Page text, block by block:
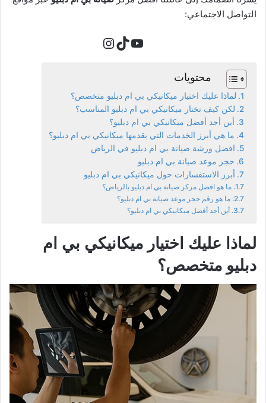
التواصل الاجتماعي:
يوتيوب
تيك توكإنستجرام
محتويات
لماذا عليك اختيار ميكانيكي بي ام دبليو متخصص؟
لكن كيف تختار ميكانيكي بي ام دبليو المناسب؟
أين أجد أفضل ميكانيكي بي ام دبليو؟
ما هي أبرز الخدمات التي يقدمها ميكانيكي بي ام دبليو؟
افضل ورشة صيانة بي ام دبليو في الرياض
حجز موعد صيانة بي ام دبليو
أبرز الاستفسارات حول ميكانيكي بي ام دبليو
ما هو افضل مركز صيانة بي ام دبليو بالرياض؟
ما هو رقم حجز موعد صيانة بي ام دبليو؟
أين أجد أفضل ميكانيكي بي ام دبليو؟
لماذا عليك اختيار ميكانيكي بي ام
دبليو متخصص؟